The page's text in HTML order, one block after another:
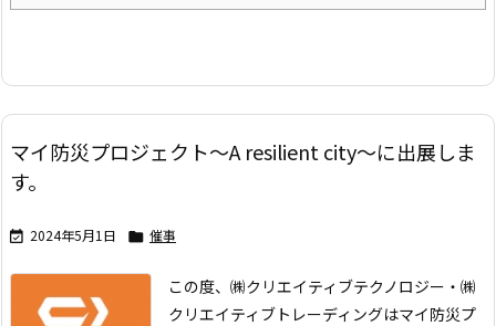
マイ防災プロジェクト〜A resilient city〜に出展しま
す。
 2024年5月1日  催事
この度、㈱クリエイティブテクノロジー・㈱
クリエイティブトレーディングはマイ防災プ